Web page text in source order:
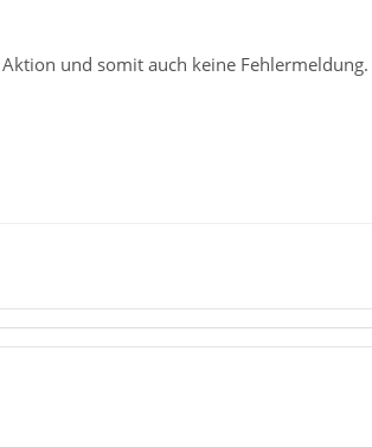
und somit auch keine Fehlermeldung.